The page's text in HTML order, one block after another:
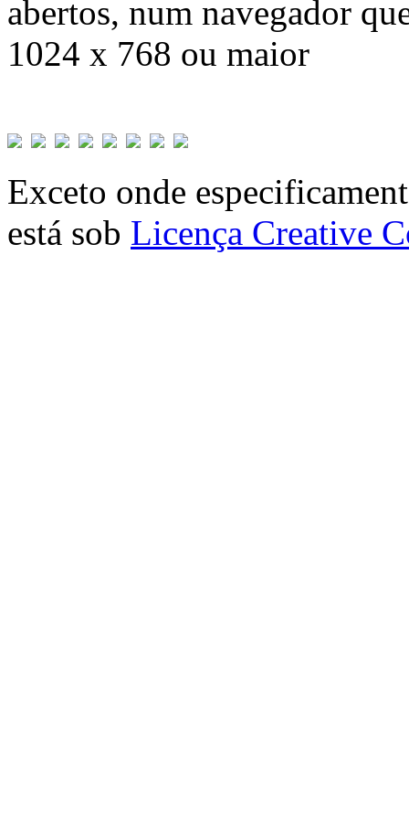
abertos, num navegador
1024 x 768 ou maior
Exceto onde
está sob Licença Creative